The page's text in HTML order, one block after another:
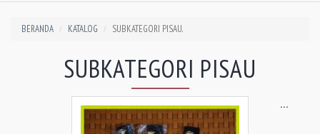
BERANDA KATALOG SUBKATEGORI PISAU.
SUBKATEGORI PISAU
...